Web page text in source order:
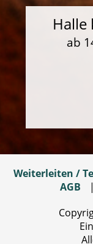
ab
Weiterleiten /
AGB
|